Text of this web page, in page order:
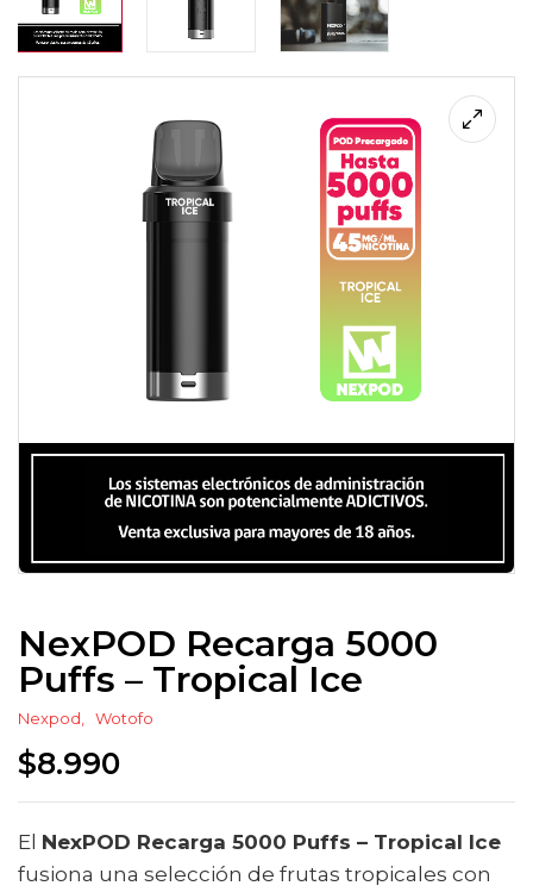
NexPOD Recarga 5000
Puffs – Tropical Ice
Nexpod Wotofo
$8.990
El NexPOD Recarga 5000 Puffs – Tropical Ice
fusiona una selección de frutas tropicales con